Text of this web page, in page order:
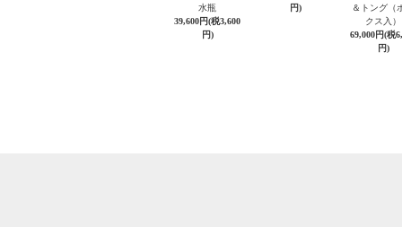
水瓶
39,600円(税3,600
円)
円)
＆トング（
クス入）
69,000円(税
円)